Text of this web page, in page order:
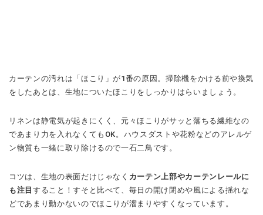
カーテンの汚れは「ほこり」が1番の原因。掃除機をかける前や換気
をしたあとは、生地についたほこりをしっかりはらいましょう。
リネンは静電気が起きにくく、元々ほこりがサッと落ちる繊維なの
であまり力を入れなくてもOK。ハウスダストや花粉などのアレルゲ
ン物質も一緒に取り除けるので一石二鳥です。
コツは、生地の表面だけじゃなく カーテン上部やカーテンレールに
も注目 すること！すそと比べて、毎日の開け閉めや風による揺れな
どであまり動かないのでほこりが溜まりやすくなっています。